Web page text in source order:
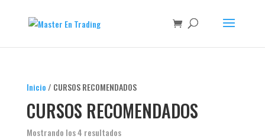
Inicio / CURSOS RECOMENDADOS
CURSOS RECOMENDADOS
Mostrando los 4 resultados